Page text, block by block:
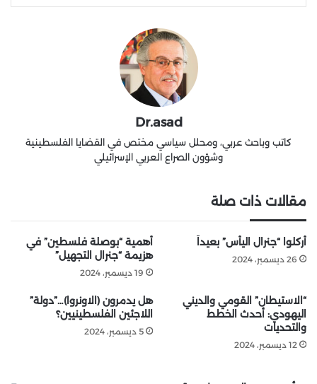
Dr.asad
كاتب وباحث عربي، ومحلل سياسي مختص في القضايا الفلسطينية
وشؤون الصراع العربي الإسرائيلي
مقالات ذات صلة
أُركلوا “جنرال اليأس” بعيداً
26 ديسمبر، 2024
أهمية “بوصلة فلسطين” في
هزيمة “جنرال التجهيل”
19 ديسمبر، 2024
“الاستيطان” القومي والديني
اليهودي: أحدث الخطط
والتحديات
12 ديسمبر، 2024
هل يدمرون (الاونروا)…”دولة”
اللاجئين الفلسطينيين؟
5 ديسمبر، 2024